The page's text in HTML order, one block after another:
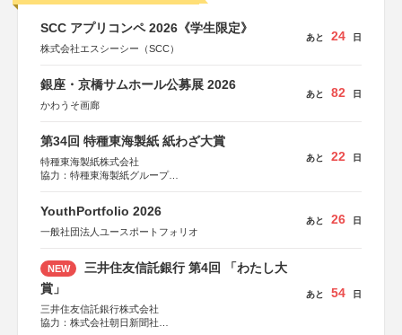
SCC アプリコンペ 2026《学生限定》
株式会社エスシーシー（SCC）
あと 24 日
銀座・京橋サムホール公募展 2026
かわうそ画廊
あと 82 日
第34回 特種東海製紙 紙わざ大賞
特種東海製紙株式会社
協力：特種東海製紙グループ
あと 22 日
YouthPortfolio 2026
一般社団法人ユースポートフォリオ
あと 26 日
NEW
三井住友信託銀行 第4回 「わたし大
賞」
三井住友信託銀行株式会社
協力：株式会社朝日新聞社
あと 54 日